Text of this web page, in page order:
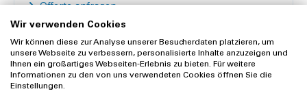
Offerte anfragen
Lieferung und Rücksendung
Widerrufsrecht
Wir verwenden Cookies
Wir können diese zur Analyse unserer Besucherdaten platzieren, um
unsere Webseite zu verbessern, personalisierte Inhalte anzuzeigen und
Ihnen ein großartiges Webseiten-Erlebnis zu bieten. Für weitere
Informationen zu den von uns verwendeten Cookies öffnen Sie die
Einstellungen.